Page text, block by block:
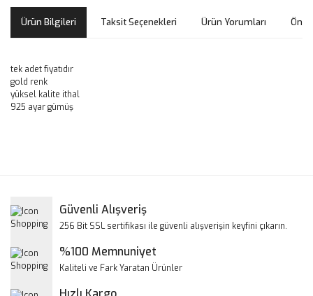
Ürün Bilgileri Taksit Seçenekleri Ürün Yorumları
tek adet fiyatıdır
gold renk
yüksel kalite ithal
925 ayar gümüş
Yorum Yaz
Ürün resmi kalitesiz, bozuk veya görüntülenemiyor.
Ürün bilgilerinde hatalar bulunuyor.
Güvenli Alışveriş
256 Bit SSL sertifikası ile güvenli alışverişin keyfini çıkarın.
%100 Memnuniyet
Kaliteli ve Fark Yaratan Ürünler